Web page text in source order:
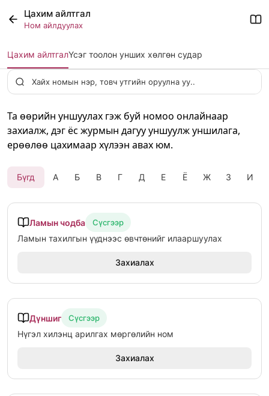
Цахим айлтгалҮсэг тоолон унших хөлгөн судар
Та өөрийн уншуулах гэж буй номоо онлайнаар
захиалж, дэг ёс журмын дагуу уншуулж уншилага,
ерөөлөө цахимаар хүлээн авах юм.
Бүгд А Б В Г Д Е Ё Ж З И
Ламын чодба Сүсгээр
Ламын тахилгын үүднээс өвчтөнийг илааршуулах
Захиалах
Дүншиг Сүсгээр
Нүгэл хилэнц арилгах мөргөлийн ном
Захиалах
Цахим айлтгал
Ном айлдуулах